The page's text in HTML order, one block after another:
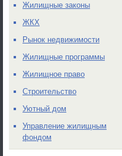
Жилищные законы
ЖКХ
Рынок недвижимости
Жилищные программы
Жилищное право
Строительство
Уютный дом
Управление жилищным
фондом